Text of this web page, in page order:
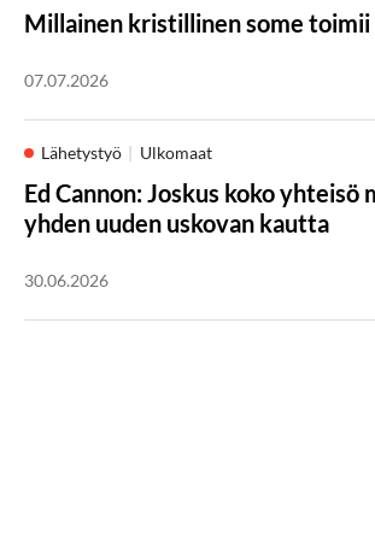
Millainen kristillinen some toimii
07.07.2026
Lähetystyö Ulkomaat
Ed Cannon: Joskus koko yhteisö
yhden uuden uskovan kautta
30.06.2026